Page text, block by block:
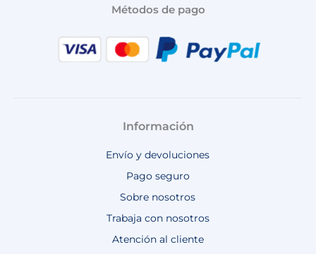
Métodos de pago
Información
Envío y devoluciones
Pago seguro
Sobre nosotros
Trabaja con nosotros
Atención al cliente